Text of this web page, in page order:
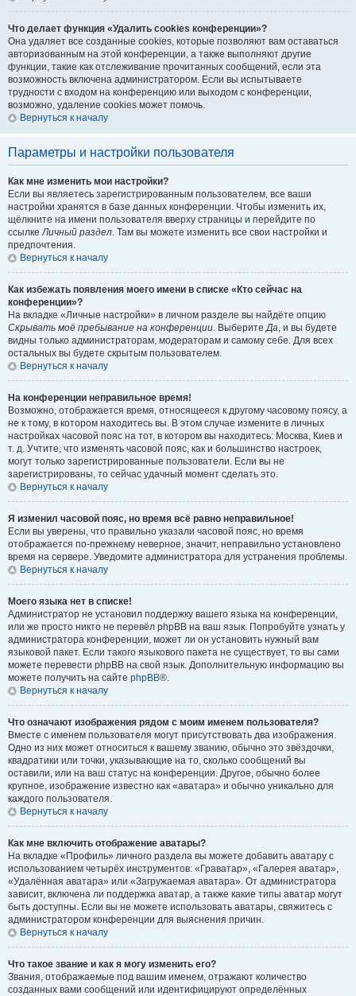
Что делает функция «Удалить cookies конференции»?
Она удаляет все созданные cookies, которые позволяют вам оставаться
авторизованным на этой конференции, а также выполняют другие
функции, такие как отслеживание прочитанных сообщений, если эта
возможность включена администратором. Если вы испытываете
трудности с входом на конференцию или выходом с конференции,
возможно, удаление cookies может помочь.
Вернуться к началу
Параметры и настройки пользователя
Как мне изменить мои настройки?
Если вы являетесь зарегистрированным пользователем, все ваши
настройки хранятся в базе данных конференции. Чтобы изменить их,
щёлкните на имени пользователя вверху страницы и перейдите по
ссылкеЛичный раздел. Там вы можете изменить все свои настройки и
предпочтения.
Вернуться к началу
Как избежать появления моего имени в списке «Кто сейчас на
конференции»?
На вкладке «Личные настройки» в личном разделе вы найдёте опцию
Скрывать моё пребывание на конференции. ВыберитеДа, и вы будете
видны только администраторам, модераторам и самому себе. Для всех
остальных вы будете скрытым пользователем.
Вернуться к началу
На конференции неправильное время!
Возможно, отображается время, относящееся к другому часовому поясу, а
не к тому, в котором находитесь вы. В этом случае измените в личных
настройках часовой пояс на тот, в котором вы находитесь: Москва, Киев и
т. д. Учтите, что изменять часовой пояс, как и большинство настроек,
могут только зарегистрированные пользователи. Если вы не
зарегистрированы, то сейчас удачный момент сделать это.
Вернуться к началу
Я изменил часовой пояс, но время всё равно неправильное!
Если вы уверены, что правильно указали часовой пояс, но время
отображается по-прежнему неверное, значит, неправильно установлено
время на сервере. Уведомите администратора для устранения проблемы.
Вернуться к началу
Моего языка нет в списке!
Администратор не установил поддержку вашего языка на конференции,
или же просто никто не перевёл phpBB на ваш язык. Попробуйте узнать у
администратора конференции, может ли он установить нужный вам
языковой пакет. Если такого языкового пакета не существует, то вы сами
можете перевести phpBB на свой язык. Дополнительную информацию вы
можете получить на сайте phpBB®.
Вернуться к началу
Что означают изображения рядом с моим именем пользователя?
Вместе с именем пользователя могут присутствовать два изображения.
Одно из них может относиться к вашему званию, обычно это звёздочки,
квадратики или точки, указывающие на то, сколько сообщений вы
оставили, или на ваш статус на конференции. Другое, обычно более
крупное, изображение известно как «аватара» и обычно уникально для
каждого пользователя.
Вернуться к началу
Как мне включить отображение аватары?
На вкладке «Профиль» личного раздела вы можете добавить аватару с
использованием четырёх инструментов: «Граватар», «Галерея аватар»,
«Удалённая аватара» или «Загружаемая аватара». От администратора
зависит, включена ли поддержка аватар, а также какие типы аватар могут
быть доступны. Если вы не можете использовать аватары, свяжитесь с
администратором конференции для выяснения причин.
Вернуться к началу
Что такое звание и как я могу изменить его?
Звания, отображаемые под вашим именем, отражают количество
созданных вами сообщений или идентифицируют определённых